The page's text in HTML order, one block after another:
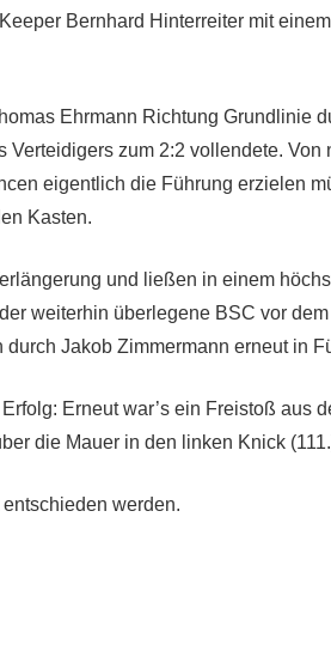
Bernhard Hinterreiter mit
Ehrmann Richtung Grundlinie
zum 2:2 vollendete. Von
eigentlich die Führung erzielen
Kasten.
und ließen in einem
weiterhin überlegene BSC vor
Jakob Zimmermann erneut in
Erneut war’s ein Freistoß aus
die Mauer in den linken Knick
werden.